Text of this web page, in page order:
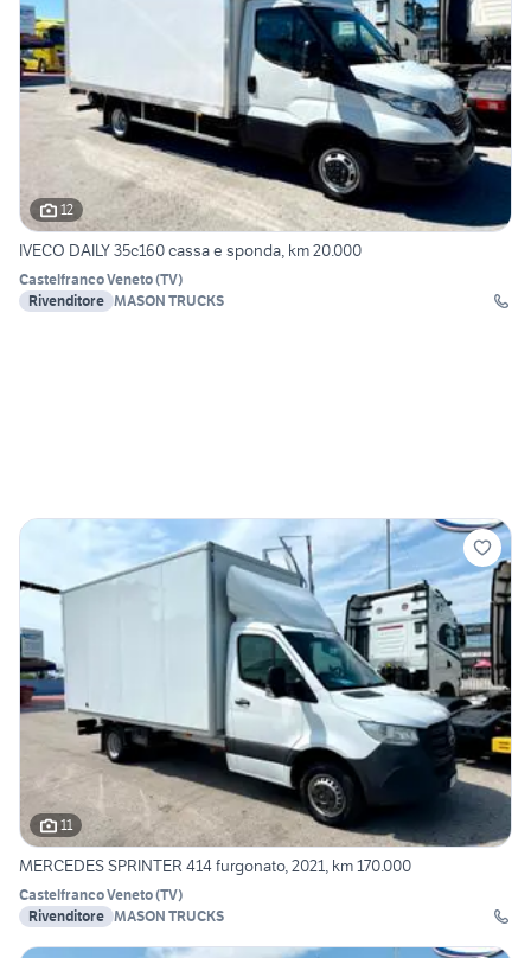
12
IVECO DAILY 35c160 cassa e sponda, km 20.000
Castelfranco Veneto(TV)
Rivenditore MASON TRUCKS
11
MERCEDES SPRINTER 414 furgonato, 2021, km 170.000
Castelfranco Veneto(TV)
Rivenditore MASON TRUCKS